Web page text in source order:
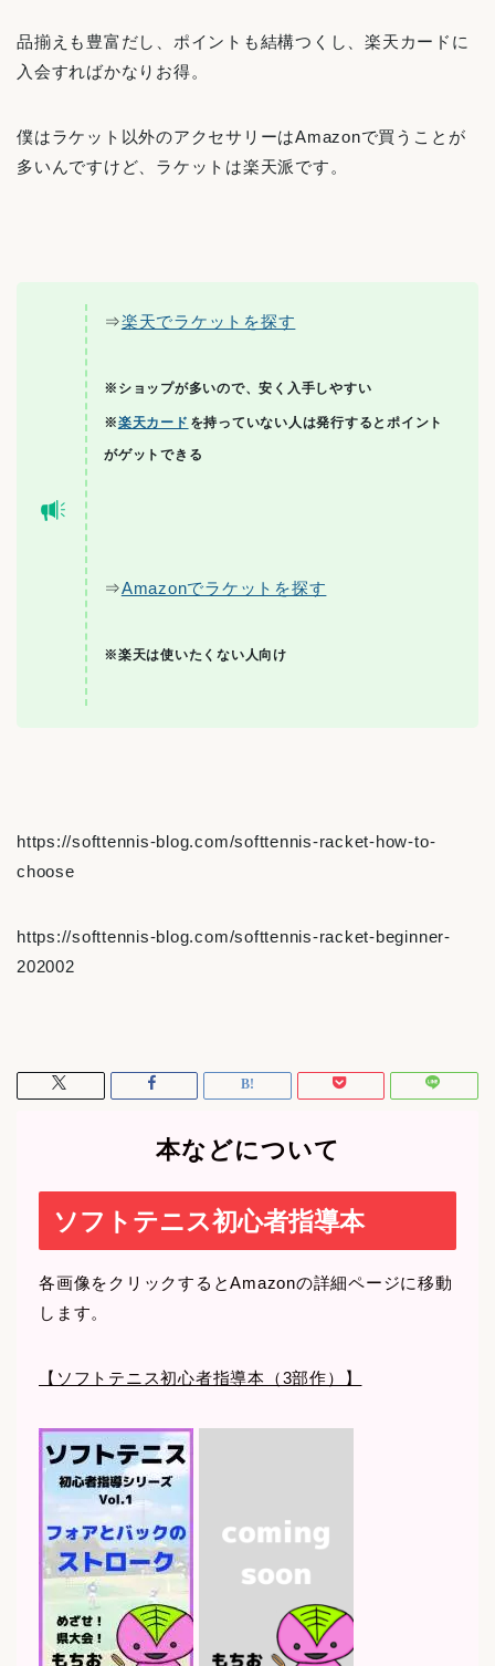
品揃えも豊富だし、ポイントも結構つくし、楽天カードに
入会すればかなりお得。
僕はラケット以外のアクセサリーはAmazonで買うことが
多いんですけど、ラケットは楽天派です。
⇒楽天でラケットを探す
※ショップが多いので、安く入手しやすい
※楽天カード を持っていない人は発行するとポイント
がゲットできる
⇒Amazonでラケットを探す
※楽天は使いたくない人向け
https://softtennis-blog.com/softtennis-racket-how-to-
choose
https://softtennis-blog.com/softtennis-racket-beginner-
202002
本などについて
ソフトテニス初心者指導本
各画像をクリックするとAmazonの詳細ページに移動
します。
【ソフトテニス初心者指導本（3部作）】